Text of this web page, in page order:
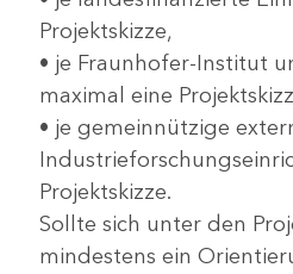
Projektskizze,
• je Fraunhofer-Institut
maximal eine
• je gemeinnützige
Projektskizze.
Sollte sich unter den
mindestens ein